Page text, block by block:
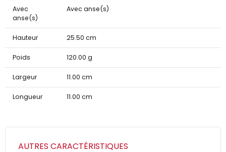
Avec
anse(s)
Avec anse(s)
Hauteur 25.50 cm
Poids 120.00 g
Largeur 11.00 cm
Longueur 11.00 cm
AUTRES CARACTÉRISTIQUES